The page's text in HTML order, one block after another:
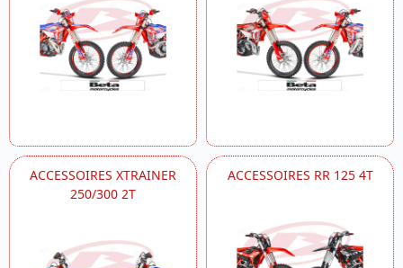
ACCESSOIRES XTRAINER
250/300 2T
ACCESSOIRES RR 125 4T